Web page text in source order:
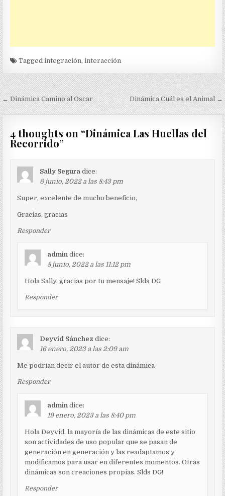
Taggedintegración,interacción
Navegación
de
entradas
← Dinámica Camino al Oscar Dinámica Cuál es el Animal →
4 thoughts on “Dinámica Las Huellas del
Recorrido”
Sally Segura dice:
6 junio, 2022 a las 8:43 pm
Super, excelente de mucho beneficio,
Gracias, gracias
Responder
admin dice:
8 junio, 2022 a las 11:12 pm
Hola Sally, gracias por tu mensaje! Slds DG
Responder
Deyvid Sánchez dice:
16 enero, 2023 a las 2:09 am
Me podrían decir el autor de esta dinámica
Responder
admin dice:
19 enero, 2023 a las 8:40 pm
Hola Deyvid, la mayoría de las dinámicas de este sitio
son actividades de uso popular que se pasan de
generación en generación y las readaptamos y
modificamos para usar en diferentes momentos. Otras
dinámicas son creaciones propias. Slds DG!
Responder